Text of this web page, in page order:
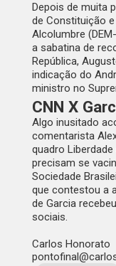
Depois de muita
de Constituição
Alcolumbre
a sabatina de
República,
indicação do
ministro no
CNN X
Algo inusitado
comentarista
quadro Liberdade
precisam se
Sociedade
que contestou a
de Garcia
sociais.